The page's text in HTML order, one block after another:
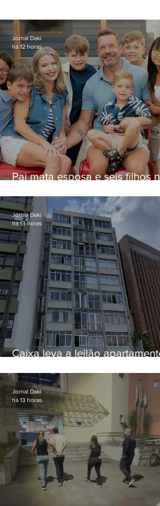
Pai mata esposa e seis filhos
Jornal Daki
há 12 horas
Caixa leva a leilão apartamento
Botafogo
Jornal Daki
há 13 horas
Jornal Daki
há 13 horas